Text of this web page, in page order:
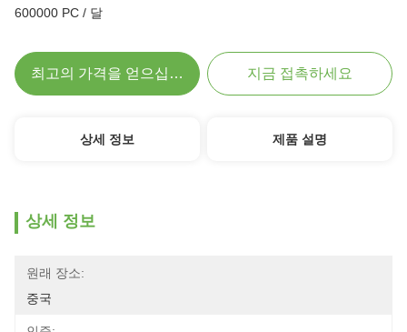
600000 PC / 달
최고의 가격을 얻으십시오 지금 접촉하세요
상세 정보 제품 설명
상세 정보
원래 장소:
중국